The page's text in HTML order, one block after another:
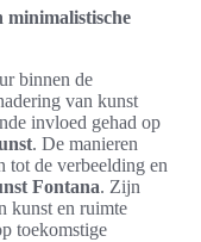
minimalistische
binnen de
van kunst
invloed gehad op
. De manieren
tot de verbeelding en
Fontana. Zijn
kunst en ruimte
toekomstige